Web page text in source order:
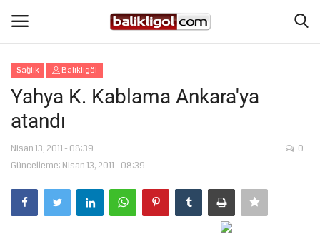
Giriş Yap
Anasayfa
Köşe Yazıları
Magazin
Sağlık Balıklıgöl
Yahya K. Kablama Ankara'ya
atandı
Nisan 13, 2011 - 08:39
Güncelleme: Nisan 13, 2011 - 08:39
0